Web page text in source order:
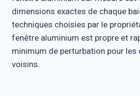
dimensions exactes de chaque
techniques choisies par le
fenêtre aluminium est propre et
minimum de perturbation pour les
voisins.